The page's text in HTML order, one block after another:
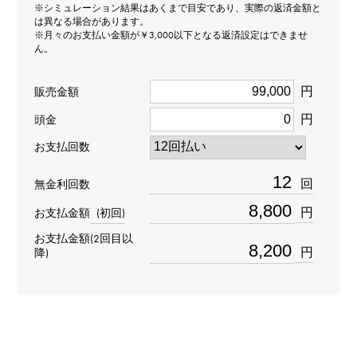
タイプ
男女兼用
種類
ピアス片方
イニシャル × ピアス片方
石種
※シミュレーション結果はあくまで目安であり、実際の返済金額と
は異なる場合があります。
※月々のお支払い金額が￥3,000以下となる返済設定はできませ
ん。
販売金額 円
頭金 円
お支払回数
無金利回数 回
お支払金額 (初回) 円
お支払金額(2回目以
降)
円